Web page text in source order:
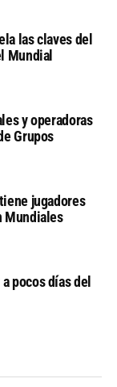
las claves del
Mundial
y operadoras
Grupos
jugadores
Mundiales
pocos días del